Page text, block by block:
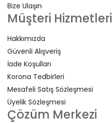
Bize Ulaşın
Müşteri Hizmetleri
Hakkımızda
Güvenli Alışveriş
İade Koşulları
Korona Tedbirleri
Mesafeli Satış Sözleşmesi
Üyelik Sözleşmesi
Çözüm Merkezi